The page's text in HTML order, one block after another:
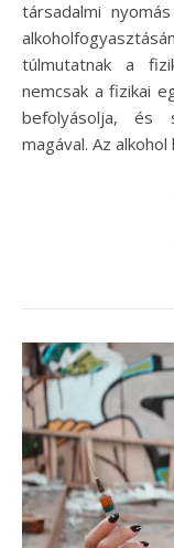
társadalmi
túlmutatnak a
nemcsak a fizikai
befolyásolja, és
magával. Az